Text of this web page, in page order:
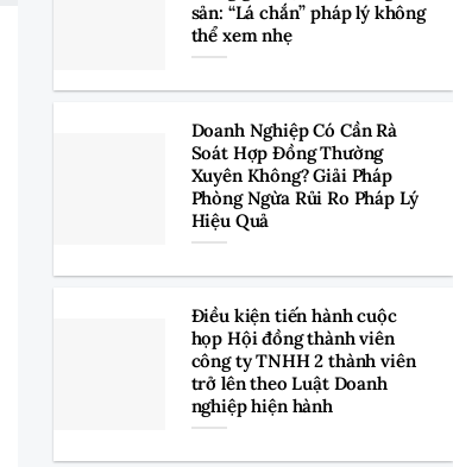
sản: “Lá chắn” pháp lý không
thể xem nhẹ
Doanh Nghiệp Có Cần Rà
Soát Hợp Đồng Thường
Xuyên Không? Giải Pháp
Phòng Ngừa Rủi Ro Pháp Lý
Hiệu Quả
Điều kiện tiến hành cuộc
họp Hội đồng thành viên
công ty TNHH 2 thành viên
trở lên theo Luật Doanh
nghiệp hiện hành